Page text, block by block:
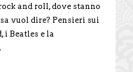
and roll, dove stanno
vuol dire? Pensieri sui
i Beatles e la